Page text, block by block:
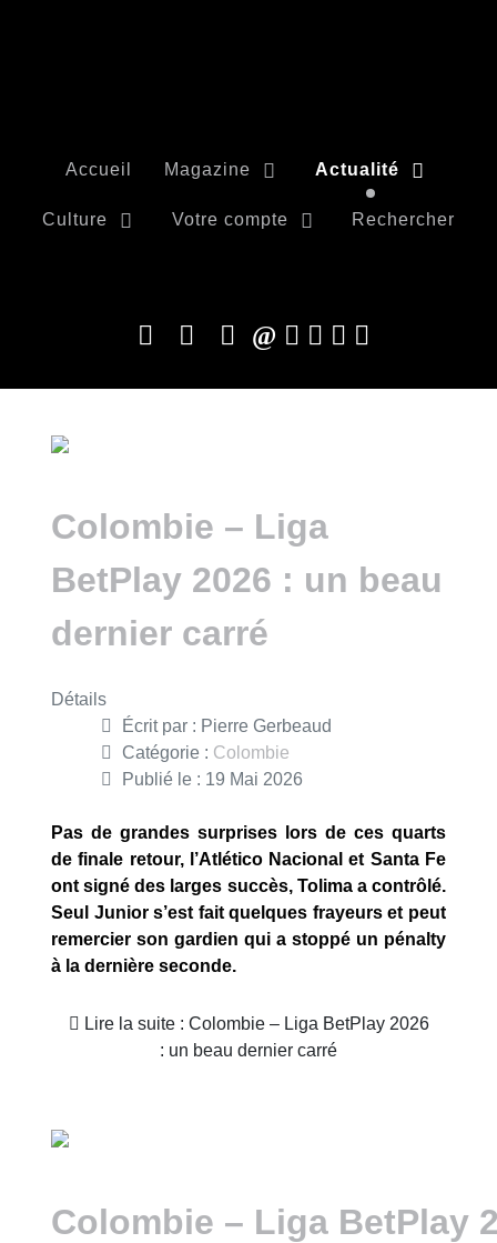
Accueil Magazine Actualité
Culture Votre compte Rechercher
Colombie – Liga
BetPlay 2026 : un beau
dernier carré
Détails
Écrit par : Pierre Gerbeaud
Catégorie : Colombie
Publié le : 19 Mai 2026
Pas de grandes surprises lors de ces quarts
de finale retour, l’Atlético Nacional et Santa Fe
ont signé des larges succès, Tolima a contrôlé.
Seul Junior s’est fait quelques frayeurs et peut
remercier son gardien qui a stoppé un pénalty
à la dernière seconde.
Lire la suite : Colombie – Liga BetPlay 2026
: un beau dernier carré
Colombie – Liga BetPlay